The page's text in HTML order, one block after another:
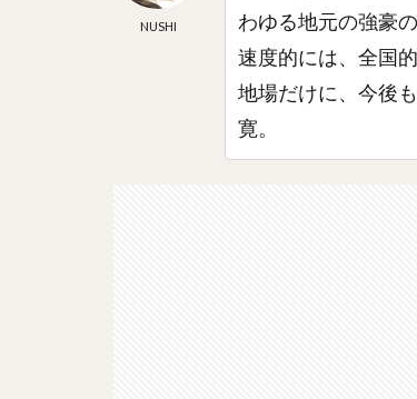
NUSHI
わゆる地元の強豪の
速度的には、全国
地場だけに、今後
寛。